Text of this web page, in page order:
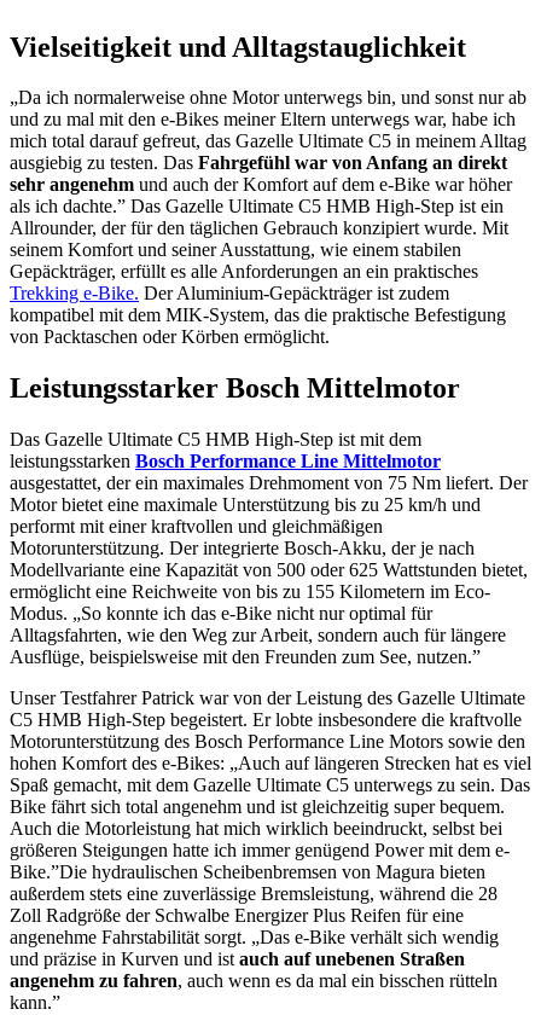
Vielseitigkeit und Alltagstauglichkeit
„Da ich normalerweise ohne Motor unterwegs bin, und sonst nur ab
und zu mal mit den e-Bikes meiner Eltern unterwegs war, habe ich
mich total darauf gefreut, das Gazelle Ultimate C5 in meinem Alltag
ausgiebig zu testen. Das Fahrgefühl war von Anfang an direkt
sehr angenehm und auch der Komfort auf dem e-Bike war höher
als ich dachte.” Das Gazelle Ultimate C5 HMB High-Step ist ein
Allrounder, der für den täglichen Gebrauch konzipiert wurde. Mit
seinem Komfort und seiner Ausstattung, wie einem stabilen
Gepäckträger, erfüllt es alle Anforderungen an ein praktisches
Trekking e-Bike. Der Aluminium-Gepäckträger ist zudem
kompatibel mit dem MIK-System, das die praktische Befestigung
von Packtaschen oder Körben ermöglicht.
Leistungsstarker Bosch Mittelmotor
Das Gazelle Ultimate C5 HMB High-Step ist mit dem
leistungsstarken Bosch Performance Line Mittelmotor
ausgestattet, der ein maximales Drehmoment von 75 Nm liefert. Der
Motor bietet eine maximale Unterstützung bis zu 25 km/h und
performt mit einer kraftvollen und gleichmäßigen
Motorunterstützung. Der integrierte Bosch-Akku, der je nach
Modellvariante eine Kapazität von 500 oder 625 Wattstunden bietet,
ermöglicht eine Reichweite von bis zu 155 Kilometern im Eco-
Modus. „So konnte ich das e-Bike nicht nur optimal für
Alltagsfahrten, wie den Weg zur Arbeit, sondern auch für längere
Ausflüge, beispielsweise mit den Freunden zum See, nutzen.”
Unser Testfahrer Patrick war von der Leistung des Gazelle Ultimate
C5 HMB High-Step begeistert. Er lobte insbesondere die kraftvolle
Motorunterstützung des Bosch Performance Line Motors sowie den
hohen Komfort des e-Bikes: „Auch auf längeren Strecken hat es viel
Spaß gemacht, mit dem Gazelle Ultimate C5 unterwegs zu sein. Das
Bike fährt sich total angenehm und ist gleichzeitig super bequem.
Auch die Motorleistung hat mich wirklich beeindruckt, selbst bei
größeren Steigungen hatte ich immer genügend Power mit dem e-
Bike.”Die hydraulischen Scheibenbremsen von Magura bieten
außerdem stets eine zuverlässige Bremsleistung, während die 28
Zoll Radgröße der Schwalbe Energizer Plus Reifen für eine
angenehme Fahrstabilität sorgt. „Das e-Bike verhält sich wendig
und präzise in Kurven und ist auch auf unebenen Straßen
angenehm zu fahren, auch wenn es da mal ein bisschen rütteln
kann.”